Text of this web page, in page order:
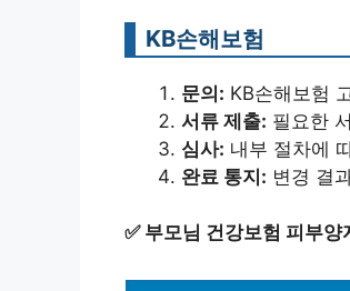
KB손해보험
문의: KB손해보험
서류 제출: 필요한
심사: 내부 절차에
완료 통지: 변경 결
✅ 부모님 건강보험 피부